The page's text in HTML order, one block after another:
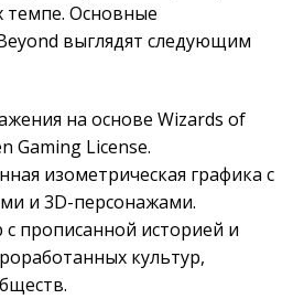
темпе. Основные
выглядят следующим
на основе Wizards of
Gaming License.
изометрическая графика с
и 3D-персонажами.
прописанной историей и
культур,